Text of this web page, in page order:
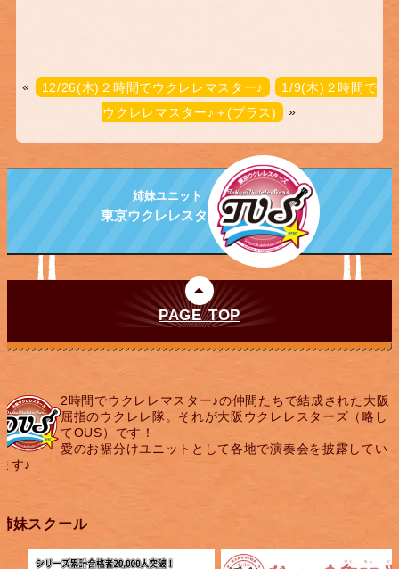
« 12/26(木)２時間でウクレレマスター♪
1/9(木)２時間で
ウクレレマスター♪＋(プラス) »
姉妹ユニット
東京ウクレレスターズ
PAGE TOP
2時間でウクレレマスター♪の仲間たちで結成された大阪
屈指のウクレレ隊。それが大阪ウクレレスターズ（略し
てOUS）です！
愛のお裾分けユニットとして各地で演奏会を披露してい
す♪
妹スクール